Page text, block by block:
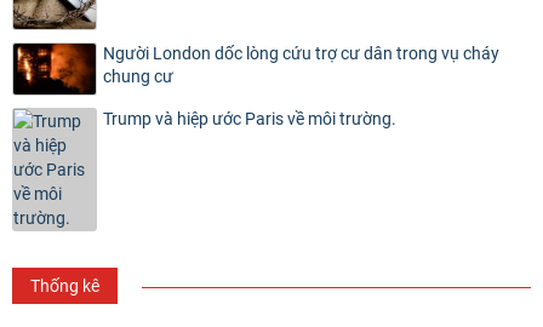
Người London dốc lòng cứu trợ cư dân trong vụ cháy
chung cư
Trump và hiệp ước Paris về môi trường.
Thống kê